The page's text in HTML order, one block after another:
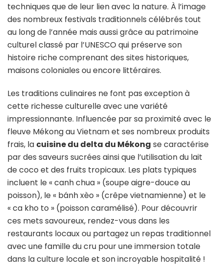
techniques que de leur lien avec la nature. À l’image
des nombreux festivals traditionnels célébrés tout
au long de l’année mais aussi grâce au patrimoine
culturel classé par l’UNESCO qui préserve son
histoire riche comprenant des sites historiques,
maisons coloniales ou encore littéraires.
Les traditions culinaires ne font pas exception à
cette richesse culturelle avec une variété
impressionnante. Influencée par sa proximité avec le
fleuve Mékong au Vietnam et ses nombreux produits
frais, la cuisine du delta du Mékong se caractérise
par des saveurs sucrées ainsi que l’utilisation du lait
de coco et des fruits tropicaux. Les plats typiques
incluent le « canh chua » (soupe aigre-douce au
poisson), le « bánh xèo » (crêpe vietnamienne) et le
« ca kho to » (poisson caramélisé). Pour découvrir
ces mets savoureux, rendez-vous dans les
restaurants locaux ou partagez un repas traditionnel
avec une famille du cru pour une immersion totale
dans la culture locale et son incroyable hospitalité !